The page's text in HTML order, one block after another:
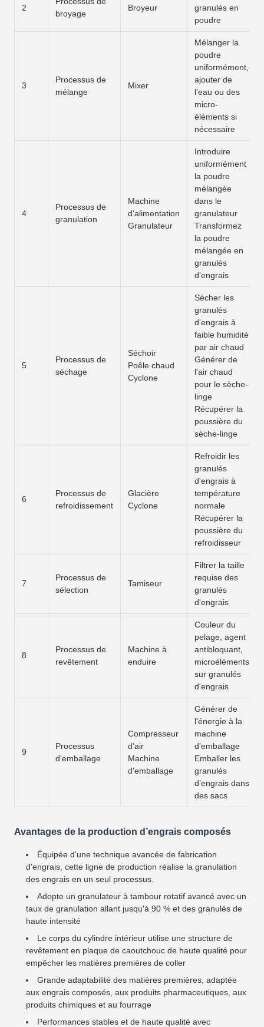
2
broyage
Broyeur
granulés en
poudre
3
Processus de
mélange
Mixer
Mélanger la
poudre
uniformément,
ajouter de
l'eau ou des
micro-
éléments si
nécessaire
4
Processus de
granulation
Machine
d'alimentation
Granulateur
Introduire
uniformément
la poudre
mélangée
dans le
granulateur
Transformez
la poudre
mélangée en
granulés
d'engrais
5
Processus de
séchage
Séchoir
Poêle chaud
Cyclone
Sécher les
granulés
d'engrais à
faible humidité
par air chaud
Générer de
l'air chaud
pour le sèche-
linge
Récupérer la
poussière du
sèche-linge
6
Processus de
refroidissement
Glacière
Cyclone
Refroidir les
granulés
d'engrais à
température
normale
Récupérer la
poussière du
refroidisseur
7
Processus de
sélection
Tamiseur
Filtrer la taille
requise des
granulés
d'engrais
8
Processus de
revêtement
Machine à
enduire
Couleur du
pelage, agent
antibloquant,
microéléments
sur granulés
d'engrais
9
Processus
d'emballage
Compresseur
d'air
Machine
d'emballage
Générer de
l'énergie à la
machine
d'emballage
Emballer les
granulés
d’engrais dans
des sacs
Avantages de la production d’engrais composés
Équipée d'une technique avancée de fabrication
d'engrais, cette ligne de production réalise la granulation
des engrais en un seul processus.
Adopte un granulateur à tambour rotatif avancé avec un
taux de granulation allant jusqu'à 90 % et des granulés de
haute intensité
Le corps du cylindre intérieur utilise une structure de
revêtement en plaque de caoutchouc de haute qualité pour
empêcher les matières premières de coller
Grande adaptabilité des matières premières, adaptée
aux engrais composés, aux produits pharmaceutiques, aux
produits chimiques et au fourrage
Performances stables et de haute qualité avec